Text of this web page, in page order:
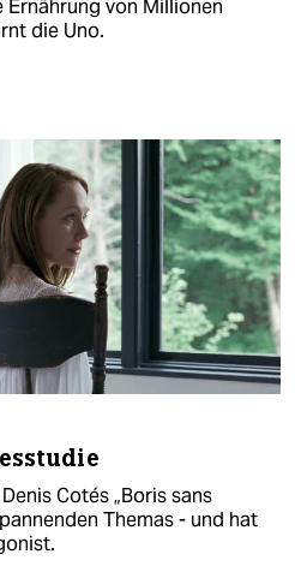
von Millionen
die Uno.
Cotés „Boris sans
Themas - und hat